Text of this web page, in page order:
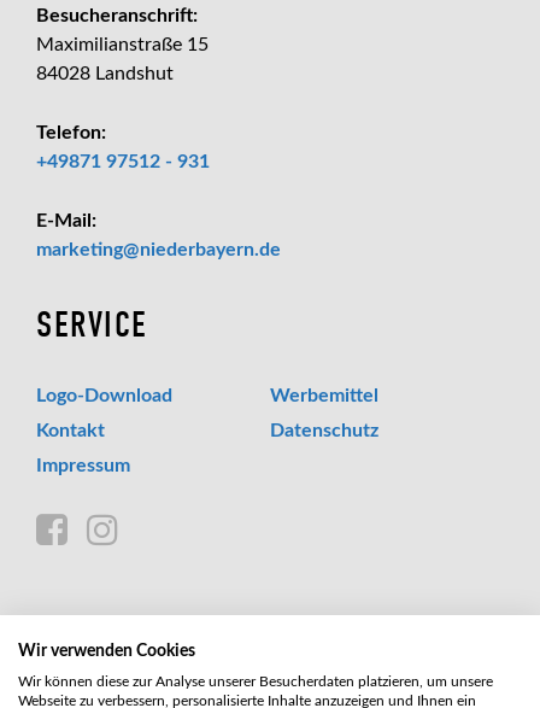
Wir verwenden Cookies
Wir können diese zur Analyse unserer Besucherdaten platzieren, um unsere
Webseite zu verbessern, personalisierte Inhalte anzuzeigen und Ihnen ein
Besucheranschrift:
Maximilianstraße 15
84028 Landshut
Telefon:
+49871 97512 - 931
E-Mail:
marketing
_at_
niederbayern.de
SERVICE
Logo-Download
Werbemittel
Kontakt
Datenschutz
Impressum